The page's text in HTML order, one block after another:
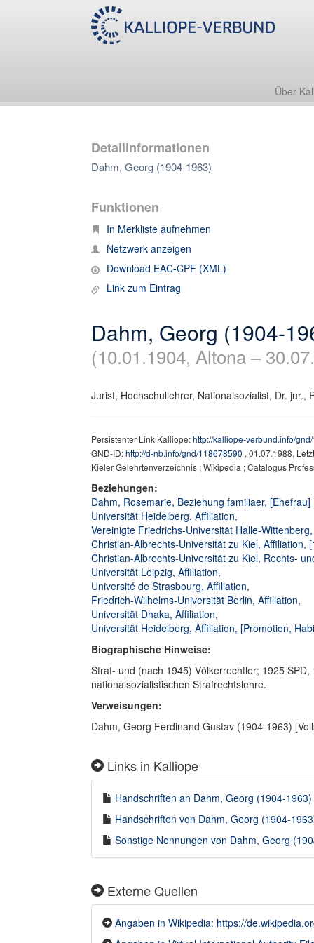
Über
Detailinformationen
Dahm, Georg (1904-1963)
Funktionen
In Merkliste aufnehmen
Netzwerk anzeigen
Download EAC-CPF (XML)
Link zum Eintrag
Dahm, Georg (1904-
(10.01.1904, Altona –
Jurist, Hochschullehrer, Nationalsozialist, Dr. jur.,
Persistenter Link Kalliope:http://kalliope-verbund.info/
GND-ID:http://d-nb.info/gnd/118678590 , 01.07.1988,
Kieler Gelehrtenverzeichnis ; Wikipedia ; Catalogus
Beziehungen:
Dahm, Rosemarie, Beziehung familiaer, [Ehefrau]
Universität Heidelberg, Affiliation,
Vereinigte Friedrichs-Universität Halle-
Christian-Albrechts-Universität zu Kiel,
Christian-Albrechts-Universität zu Kiel, Rechts-
Universität Leipzig, Affiliation,
Université de Strasbourg, Affiliation,
Friedrich-Wilhelms-Universität Berlin, Affiliation,
Universität Dhaka, Affiliation,
Universität Heidelberg, Affiliation, [Promotion,
Biographische Hinweise:
Straf- und (nach 1945) Völkerrechtler; 1925
nationalsozialistischen Strafrechtslehre.
Verweisungen:
Dahm, Georg Ferdinand Gustav (1904-1963)
Links in Kalliope
Handschriften an Dahm, Georg (1904-
Handschriften von Dahm, Georg (1904-
Sonstige Nennungen von Dahm, Georg
Externe Quellen
Angaben in Wikipedia: https://